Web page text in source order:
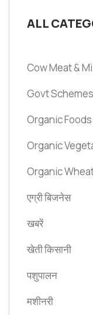
ALL
Cow Meat &
Govt Schemes
Organic Foods
Organic
Organic
एग्री बिजनेस
खबरें
खेती किसानी
पशुपालन
मशीनरी